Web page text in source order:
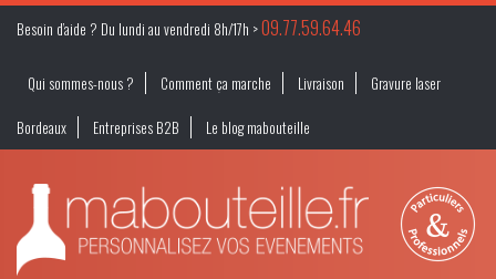
Besoin d’aide ? Du lundi au vendredi 8h/17h >09.77.59.64.46
Qui sommes-nous ? Comment ça marche Livraison
Gravure laser
Bordeaux
Entreprises B2B Le blog mabouteille